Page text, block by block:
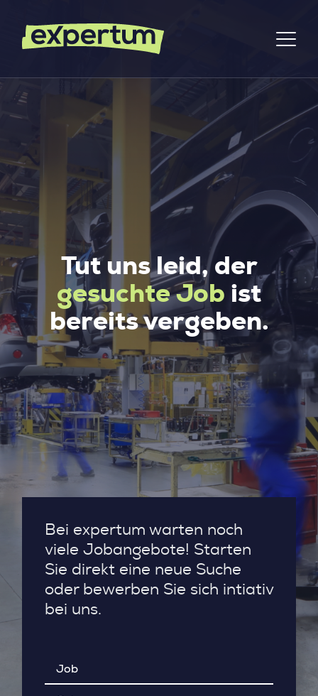
Tut uns leid, der
gesuchte Job ist
bereits vergeben.
Bei expertum warten noch
viele Jobangebote! Starten
Sie direkt eine neue Suche
oder bewerben Sie sich intiativ
bei uns.